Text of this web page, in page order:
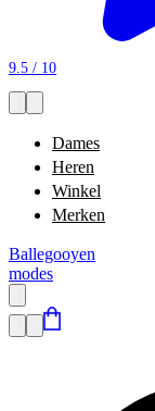
9.5 / 10
Dames
Heren
Winkel
Merken
Ballegooyen
modes